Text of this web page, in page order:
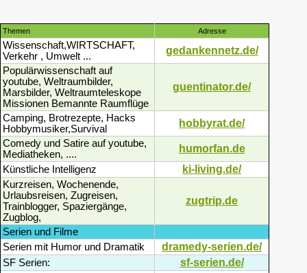
Themen Adresse
Wissenschaft,WIRTSCHAFT,
Verkehr , Umwelt ...
gedankennetz.de/
Populärwissenschaft auf
youtube, Weltraumbilder,
Marsbilder, Weltraumteleskope
Missionen Bemannte Raumflüge
guentinator.de/
Camping, Brotrezepte, Hacks
Hobbymusiker,Survival
hobbyrat.de/
Comedy und Satire auf youtube,
Mediatheken, ....
humorfan.de
Künstliche Intelligenz ki-living.de/
Kurzreisen, Wochenende,
Urlaubsreisen, Zugreisen,
Trainblogger, Spaziergänge,
Zugblog,
zugtrip.de
Serien und Filme
Serien mit Humor und Dramatik
dramedy-serien.de/
SF Serien:
sf-serien.de/